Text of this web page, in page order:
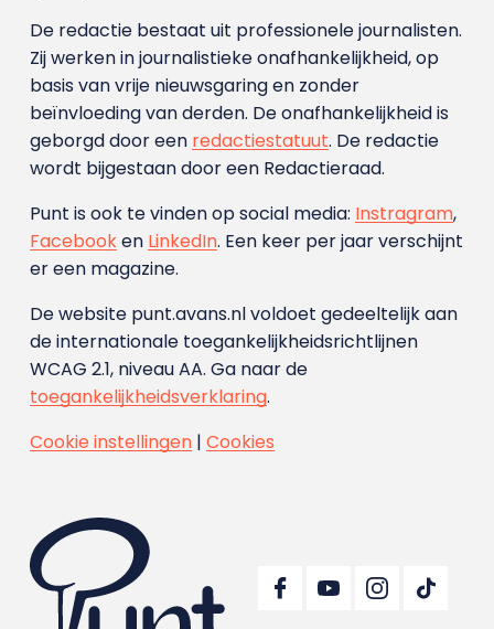
De redactie bestaat uit professionele journalisten.
Zij werken in journalistieke onafhankelijkheid, op
basis van vrije nieuwsgaring en zonder
beïnvloeding van derden. De onafhankelijkheid is
geborgd door een redactiestatuut. De redactie
wordt bijgestaan door een Redactieraad.
Punt is ook te vinden op social media: Instragram,
Facebooken LinkedIn. Een keer per jaar verschijnt
er een magazine.
De website punt.avans.nl voldoet gedeeltelijk aan
de internationale toegankelijkheidsrichtlijnen
WCAG 2.1, niveau AA. Ga naar de
toegankelijkheidsverklaring.
Cookie instellingen| Cookies